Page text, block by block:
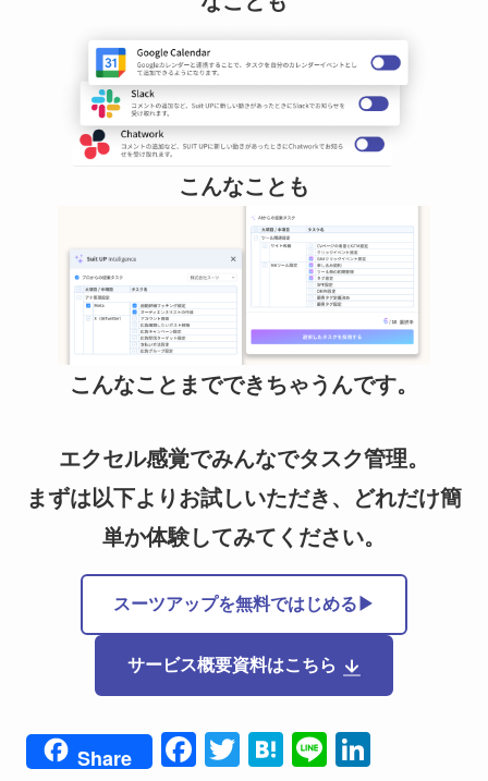
こんなことも
こんなことまでできちゃうんです。
エクセル感覚でみんなでタスク管理。
まずは以下よりお試しいただき、どれだけ簡
単か体験してみてください。
スーツアップを無料ではじめる▶
サービス概要資料はこちら
Share
F
T
H
Li